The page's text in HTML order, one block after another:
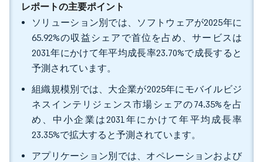
レポートの主要ポイント
ソリューション別では、ソフトウェアが2025年に
65.92%の収益シェアで首位を占め、サービスは
2031年にかけて年平均成長率23.70%で成長すると
予測されています。
組織規模別では、大企業が2025年にモバイルビジ
ネスインテリジェンス市場シェアの74.35%を占
め、中小企業は2031年にかけて年平均成長率
23.35%で拡大すると予測されています。
アプリケーション別では、オペレーションおよび